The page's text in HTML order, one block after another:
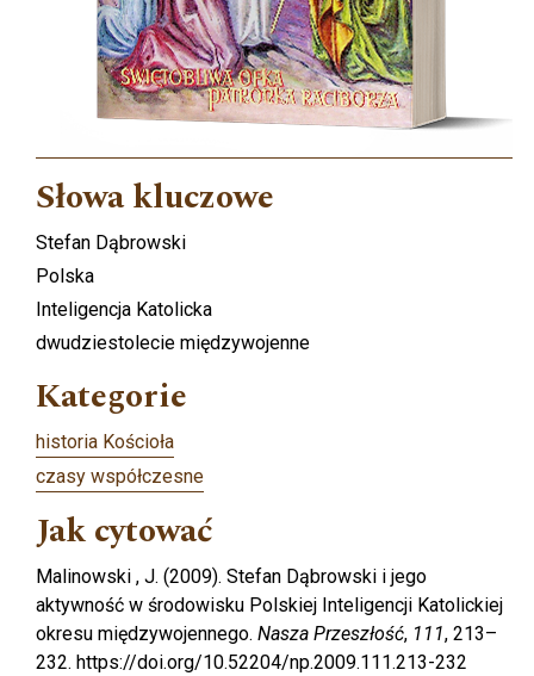
Słowa kluczowe
Stefan Dąbrowski
Polska
Inteligencja Katolicka
dwudziestolecie międzywojenne
Kategorie
historia Kościoła
czasy współczesne
Jak cytować
Malinowski , J. (2009). Stefan Dąbrowski i jego
aktywność w środowisku Polskiej Inteligencji Katolickiej
okresu międzywojennego. Nasza Przeszłość, 111, 213–
232. https://doi.org/10.52204/np.2009.111.213-232